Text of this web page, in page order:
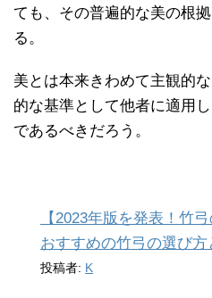
ても、その普遍的な美の根
る。
美とは本来きわめて主観的
的な基準として他者に適用
であるべきだろう。
【2023年版を発表！竹
おすすめの竹弓の選び方
投稿者: K